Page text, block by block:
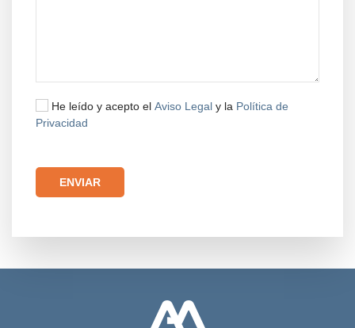
He leído y acepto el Aviso Legal y la Política de
Privacidad